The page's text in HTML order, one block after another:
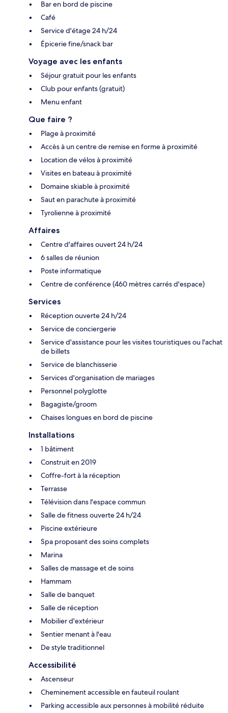
Bar en bord de piscine
Café
Service d'étage 24 h/24
Épicerie fine/snack bar
Voyage avec les enfants
Séjour gratuit pour les enfants
Club pour enfants (gratuit)
Menu enfant
Que faire ?
Plage à proximité
Accès à un centre de remise en forme à proximité
Location de vélos à proximité
Visites en bateau à proximité
Domaine skiable à proximité
Saut en parachute à proximité
Tyrolienne à proximité
Affaires
Centre d'affaires ouvert 24 h/24
6 salles de réunion
Poste informatique
Centre de conférence (460 mètres carrés d'espace)
Services
Réception ouverte 24 h/24
Service de conciergerie
Service d'assistance pour les visites touristiques ou l'achat
de billets
Service de blanchisserie
Services d'organisation de mariages
Personnel polyglotte
Bagagiste/groom
Chaises longues en bord de piscine
Installations
1 bâtiment
Construit en 2019
Coffre-fort à la réception
Terrasse
Télévision dans l'espace commun
Salle de fitness ouverte 24 h/24
Piscine extérieure
Spa proposant des soins complets
Marina
Salles de massage et de soins
Hammam
Salle de banquet
Salle de réception
Mobilier d'extérieur
Sentier menant à l'eau
De style traditionnel
Accessibilité
Ascenseur
Cheminement accessible en fauteuil roulant
Parking accessible aux personnes à mobilité réduite